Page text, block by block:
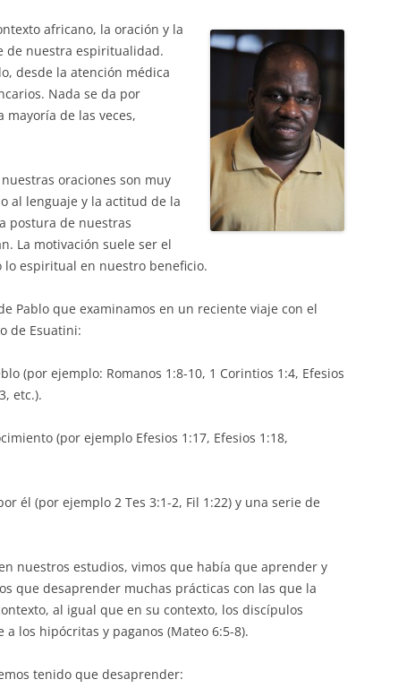
africano, la oración y la
de nuestra espiritualidad.
desde la atención médica
Nada se da por
de las veces,
oraciones son muy
al lenguaje y la actitud de la
postura de nuestras
La motivación suele ser el
espiritual en nuestro beneficio.
Pablo que examinamos en un reciente viaje con el
de Esuatini:
(por ejemplo: Romanos 1:8-10, 1 Corintios 1:4, Efesios
etc.).
(por ejemplo Efesios 1:17, Efesios 1:18,
él (por ejemplo 2 Tes 3:1-2, Fil 1:22) y una serie de
nuestros estudios, vimos que había que aprender y
que desaprender muchas prácticas con las que la
al igual que en su contexto, los discípulos
los hipócritas y paganos (Mateo 6:5-8).
tenido que desaprender: